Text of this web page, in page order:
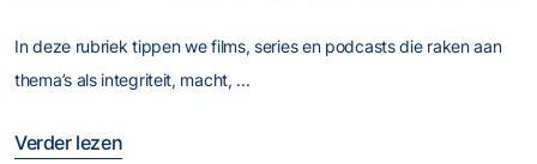
In deze rubriek tippen we films, series en podcasts die raken aan
thema’s als integriteit, macht, ...
Verder lezen